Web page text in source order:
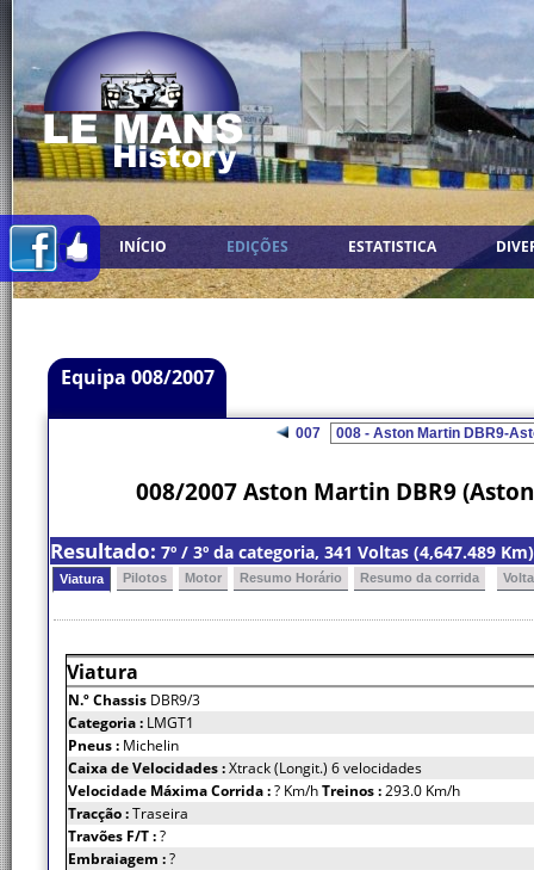
INÍCIO EDIÇÕES ESTATISTICA
Equipa 008/2007
007
008/2007 Aston Martin DBR9
Resultado: 7º / 3º da categoria, 341 Voltas (4,647.489
Viatura Pilotos Motor Resumo Horário Resumo da corrida
Viatura
N.º Chassis DBR9/3
Categoria : LMGT1
Pneus : Michelin
Caixa de Velocidades :Xtrack (Longit.) 6 velocidades
Velocidade Máxima Corrida :? Km/hTreinos :293.0 Km/h
Tracção :Traseira
Travões F/T :?
Embraiagem :?